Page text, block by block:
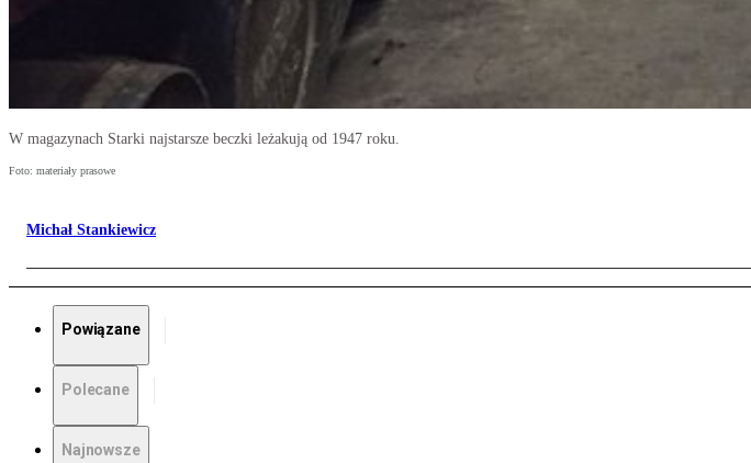
W magazynach Starki najstarsze beczki leżakują od 1947 roku.
Foto: materiały prasowe
Michał Stankiewicz
Powiązane
Polecane
Najnowsze